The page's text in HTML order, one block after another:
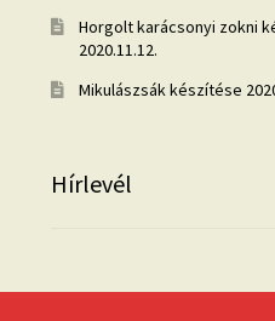
Horgolt karácsonyi zokni
2020.11.12.
Mikulászsák készítése
Hírlevél